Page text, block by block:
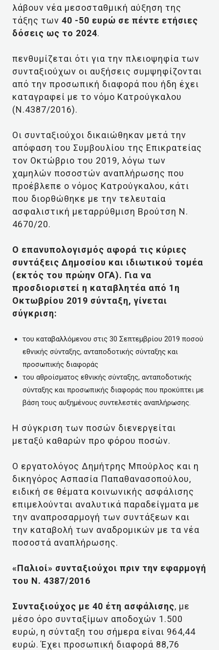
λάβουν νέα μεσοσταθμική αύξηση της
τάξης των 40 -50 ευρώ σε πέντε ετήσιες
δόσεις ως το 2024.
πενθυμίζεται ότι για την πλειοψηφία των
συνταξιούχων οι αυξήσεις συμψηφίζονται
από την προσωπική διαφορά που ήδη έχει
καταγραφεί με το νόμο Κατρούγκαλου
(Ν.4387/2016).
Οι συνταξιούχοι δικαιώθηκαν μετά την
απόφαση του Συμβουλίου της Επικρατείας
τον Οκτώβριο του 2019, λόγω των
χαμηλών ποσοστών αναπλήρωσης που
προέβλεπε ο νόμος Κατρούγκαλου, κάτι
που διορθώθηκε με την τελευταία
ασφαλιστική μεταρρύθμιση Βρούτση N.
4670/20.
Ο επανυπολογισμός αφορά τις κύριες
συντάξεις Δημοσίου και ιδιωτικού τομέα
(εκτός του πρώην ΟΓΑ). Για να
προσδιοριστεί η καταβλητέα από 1η
Οκτωβρίου 2019 σύνταξη, γίνεται
σύγκριση:
του καταβαλλόμενου στις 30 Σεπτεμβρίου 2019 ποσού
εθνικής σύνταξης, ανταποδοτικής σύνταξης και
προσωπικής διαφοράς
του αθροίσματος εθνικής σύνταξης, ανταποδοτικής
σύνταξης και προσωπικής διαφοράς που προκύπτει με
βάση τους αυξημένους συντελεστές αναπλήρωσης.
Η σύγκριση των ποσών διενεργείται
μεταξύ καθαρών προ φόρου ποσών.
Ο εργατολόγος Δηµήτρης Μπούρλος και η
δικηγόρος Ασπασία Παπαθανασοπούλου,
ειδική σε θέματα κοινωνικής ασφάλισης
επιμελούνται αναλυτικά παραδείγματα με
την αναπροσαρμογή των συντάξεων και
την καταβολή των αναδρομικών με τα νέα
ποσοστά αναπλήρωσης.
«Παλιοί» συνταξιούχοι πριν την εφαρμογή
του Ν. 4387/2016
Συνταξιούχος με 40 έτη ασφάλισης, με
μέσο όρο συνταξίμων αποδοχών 1.500
ευρώ, η σύνταξη του σήμερα είναι 964,44
ευρώ. Έχει προσωπική διαφορά 88,76